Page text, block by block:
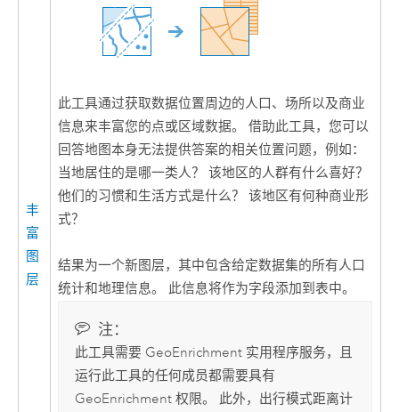
丰
富
图
层
此工具通过获取数据位置周边的人口、场所以及商业
信息来丰富您的点或区域数据。 借助此工具，您可以
回答地图本身无法提供答案的相关位置问题，例如：
当地居住的是哪一类人？ 该地区的人群有什么喜好？
他们的习惯和生活方式是什么？ 该地区有何种商业形
式？
结果为一个新图层，其中包含给定数据集的所有人口
统计和地理信息。 此信息将作为字段添加到表中。
注：
此工具需要 GeoEnrichment 实用程序服务，且
运行此工具的任何成员都需要具有
GeoEnrichment 权限。 此外，出行模式距离计